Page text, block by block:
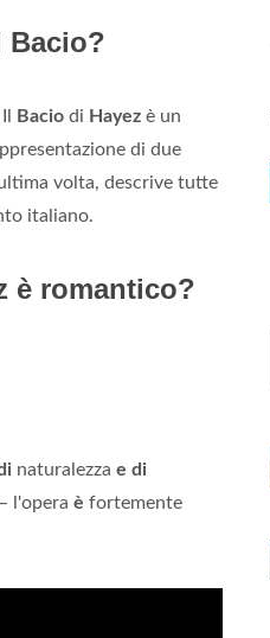
Bacio?
Bacio di Hayez è un
di due
volta, descrive tutte
italiano.
è romantico?
naturalezza e di
l'opera è fortemente